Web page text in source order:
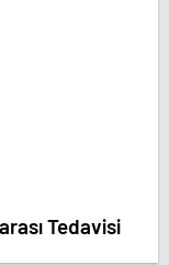
Tedavisi